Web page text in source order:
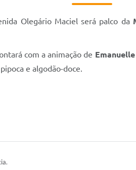
Olegário Maciel será palco da
com a animação de
e algodão-doce.